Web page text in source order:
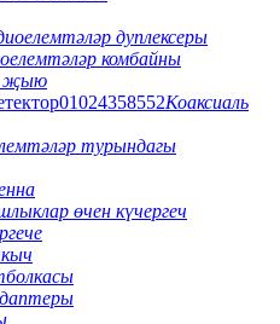
дуплексеры
комбайны
җыю
Коаксиаль
турындагы
өчен күчергеч